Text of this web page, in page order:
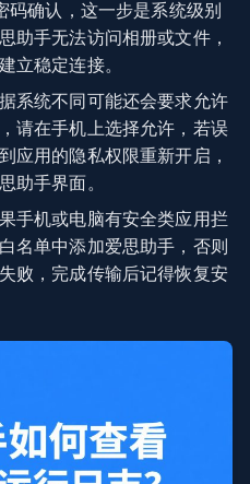
码确认，这一步是系统级别
助手无法访问相册或文件，
立稳定连接。
系统不同可能还会要求允许
请在手机上选择允许，若误
应用的隐私权限重新开启，
助手界面。
手机或电脑有安全类应用拦
名单中添加爱思助手，否则
败，完成传输后记得恢复安